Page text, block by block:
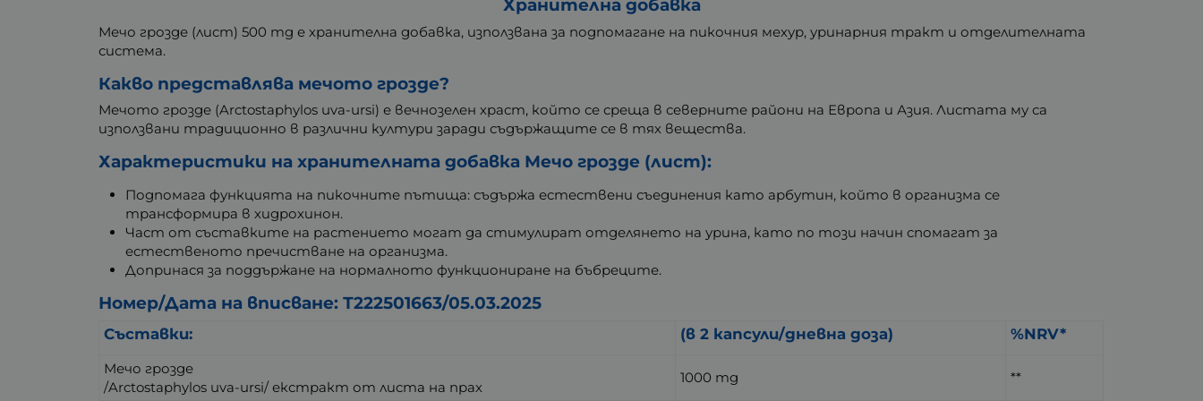
Хранителна добавка
Мечо грозде (лист) 500 mg е хранителна добавка, използвана за подпомагане на пикочния мехур, уринарния тракт и отделителната
система.
Какво представлява мечото грозде?
Мечото грозде (Arctostaphylos uva-ursi) е вечнозелен храст, който се среща в северните райони на Европа и Азия. Листата му са
използвани традиционно в различни култури заради съдържащите се в тях вещества.
Характеристики на хранителната добавка Мечо грозде (лист):
Подпомага функцията на пикочните пътища: съдържа естествени съединения като арбутин, който в организма се
трансформира в хидрохинон.
Част от съставките на растението могат да стимулират отделянето на урина, като по този начин спомагат за
естественото пречистване на организма.
Допринася за поддържане на нормалното функциониране на бъбреците.
Номер/Дата на вписване: Т222501663/05.03.2025
Съставки: (в 2 капсули/дневна доза) %NRV*
Мечо грозде
/Arctostaphylos uva-ursi/ екстракт от листа на прах
1000 mg **